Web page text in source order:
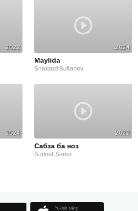
2022 2024
Maylida
Shaxzod Sultanov
2024 2022
Сaбза ба ноз
Sunnat Samo